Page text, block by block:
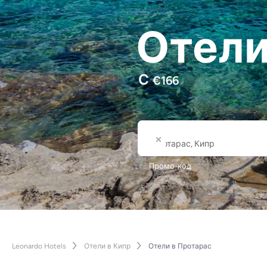
С€166
Название города или
Промо-код
Leonardo Hotels Отели в Кипр Отели в Протарас